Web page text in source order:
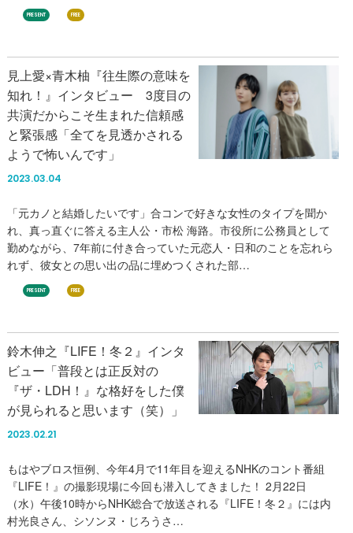
PRESENT FREE
見上愛×青木柚『往生際の意味を
知れ！』インタビュー 3度目の
共演だからこそ生まれた信頼感
と緊張感「全てを見透かされる
ようで怖いんです」
2023.03.04
「元カノと結婚したいです」合コンで好きな女性のタイプを聞か
れ、真っ直ぐに答える主人公・市松 海路。市役所に公務員として
勤めながら、7年前に付き合っていた元恋人・日和のことを忘れら
れず、彼女との思い出の品に埋めつくされた部…
PRESENT FREE
鈴木伸之『LIFE！冬２』インタ
ビュー「普段とは正反対の
『ザ・LDH！』な格好をした僕
が見られると思います（笑）」
2023.02.21
もはやブロス恒例、今年4月で11年目を迎えるNHKのコント番組
『LIFE！』の撮影現場に今回も潜入してきました！ 2月22日
（水）午後10時からNHK総合で放送される『LIFE！冬２』には内
村光良さん、シソンヌ・じろうさ…